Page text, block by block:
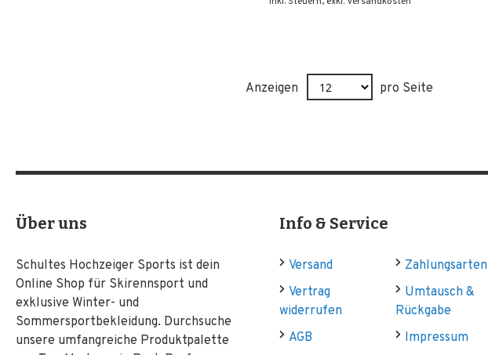
Anzeigen pro Seite
Über uns
Schultes Hochzeiger Sports ist dein
Online Shop für Skirennsport und
exklusive Winter- und
Sommersportbekleidung. Durchsuche
unsere umfangreiche Produktpalette
Info & Service
Versand
Zahlungsarten
Vertrag
widerrufen
Umtausch &
Rückgabe
AGB
Impressum